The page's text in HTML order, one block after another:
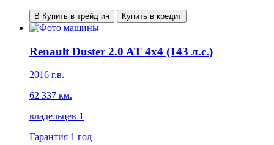
В Купить в трейд ин Купить в кредит
Renault Duster 2.0 AT 4x4 (143 л.с.)
2016 г.в.
62 337 км.
владельцев 1
Гарантия 1 год